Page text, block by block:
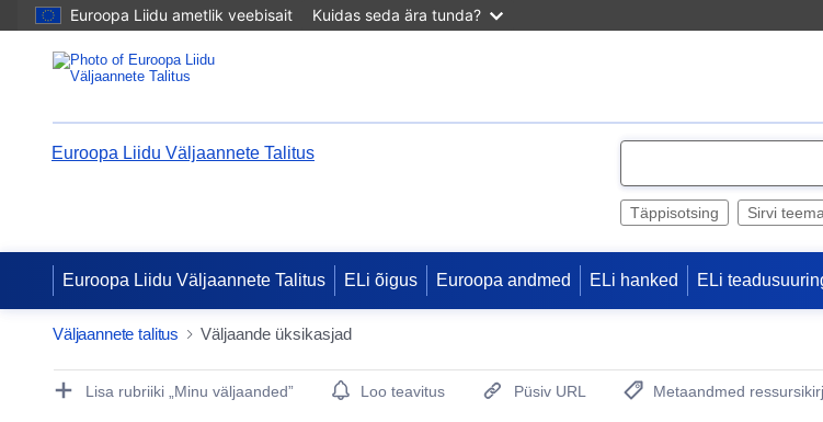
Euroopa Liidu ametlik veebisait Kuidas seda ära tunda?
Euroopa Liidu Väljaannete Talitus
e
Täppisotsing Sirvi
Euroopa Liidu Väljaannete Talitus ELi õigus Euroopa andmed ELi hanked ELi
Väljaannete talitus Väljaande üksikasjad
Publication Detail Actions Portlet
Lisa rubriiki „Minu väljaanded” Loo teavitus Püsiv URL
Metaandmed